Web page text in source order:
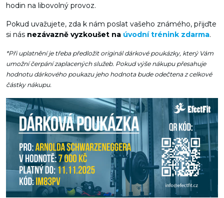
hodin na libovolný provoz.
Pokud uvažujete, zda k nám poslat vašeho známého, přijďte
si nás nezávazně vyzkoušet na úvodní trénink zdarma.
*Při uplatnění je třeba předložit originál dárkové poukázky, který Vám
umožní čerpání zaplacených služeb. Pokud výše nákupu přesahuje
hodnotu dárkového poukazu jeho hodnota bude odečtena z celkové
částky nákupu.